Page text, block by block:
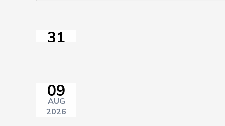
31
09
AUG
2026
GartenSprechstunde